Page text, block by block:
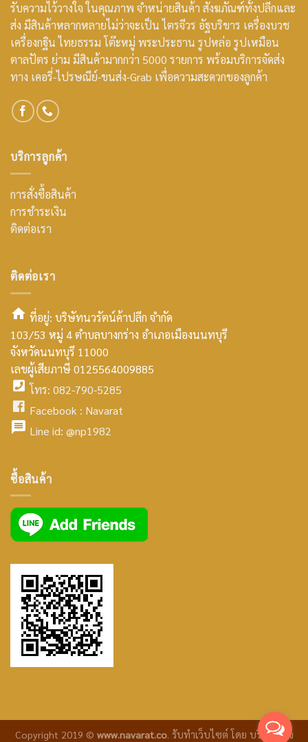
รับความไว้วางใจ ในคุณภาพ จำหน่ายสินค้า สังฆภัณฑ์ทั้งปลีกและ
ส่ง มีสินค้าหลากหลายไม่ว่าจะเป็น ไตรจีวร อัฐบริขาร เครื่องบวช
เครื่องกฐิน ไทยธรรม โต๊ะหมู่ พระประธาน รูปหล่อ รูปเหมือน
ตาลปัตร ย่าม มีสินค้ามากกว่า 5000 รายการ พร้อมบริการจัดส่ง
ทาง เคอรี่-ไปรษณีย์-ขนส่ง-Grab เพื่อความสะดวกของลูกค้า
บริการลูกค้า
การสั่งซื้อสินค้า
การชำระเงิน
ติดต่อเรา
ติดต่อเรา
smt2
home
icon
ที่อยู่: บริษัทนวรัตน์ค้าปลีก จำกัด
103/53 หมู่ 4 ตำบลบางกร่าง อำเภอเมืองนนทบุรี
จังหวัดนนทบุรี 11000
เลขผู้เสียภาษี 0125564009885
facebook
icon
โทร: 082-790-5285
facebook
Facebook : Navarat
icon
Line id: @np1982
ซื้อสินค้า
Copyright 2019 © www.navarat.co. รับทำเว็บไซต์โดย บริษัท ซีเจ